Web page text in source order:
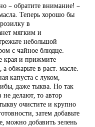
– обратите внимание! –
Теперь хорошо бы
в
мягким и
небольшой
с чайное блюдце.
края и прижмите
обжарьте в раст. масле.
капуста с луком,
даже тыква. Но так
делают, то автор
очистите и крупно
затем добавьте
можно добавить зелень